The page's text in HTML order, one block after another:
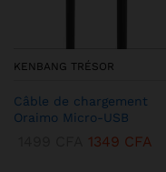
KENBANG TRÉSOR
Câble de chargement
Oraimo Micro-USB
1349 CFA